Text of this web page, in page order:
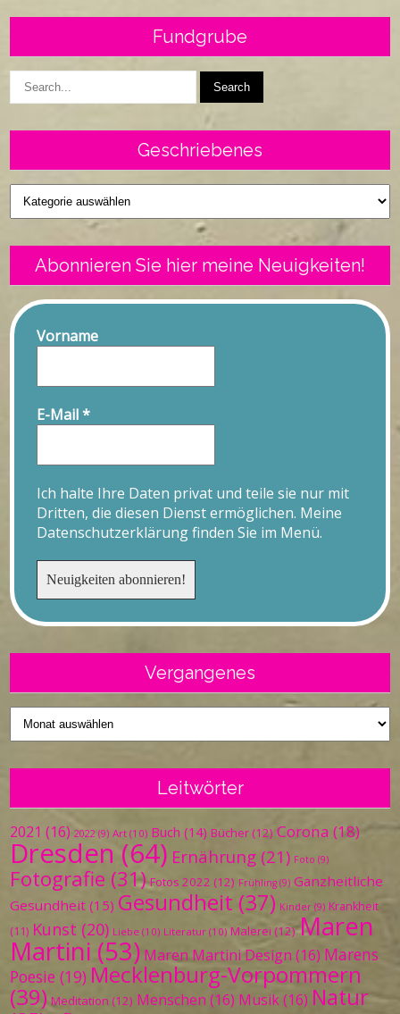
Fundgrube
Geschriebenes
Geschriebenes
Abonnieren Sie hier meine Neuigkeiten!
Vorname
E-Mail*
Ich halte Ihre Daten privat und teile sie nur mit
Dritten, die diesen Dienst ermöglichen. Meine
Datenschutzerklärung finden Sie im Menü.
Vergangenes
Vergangenes
Leitwörter
2021 (16) 2022 (9) Art (10) Buch (14) Bücher (12) Corona (18)
Dresden (64) Ernährung (21) Foto (9)
Fotografie (31) Fotos 2022 (12) Frühling (9) Ganzheitliche
Gesundheit (15) Gesundheit (37) Kinder (9) Krankheit
(11) Kunst (20) Liebe (10) Literatur (10) Malerei (12) Maren
Martini (53) Maren Martini Design (16) Marens
Poesie (19) Mecklenburg-Vorpommern
(39) Meditation (12) Menschen (16) Musik(16) Natur